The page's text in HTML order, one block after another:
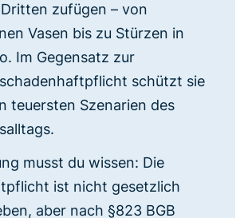
zufügen – von
Vasen bis zu Stürzen in
Im Gegensatz zur
schützt sie
teuersten Szenarien des
musst du wissen: Die
ist nicht gesetzlich
aber nach §823 BGB